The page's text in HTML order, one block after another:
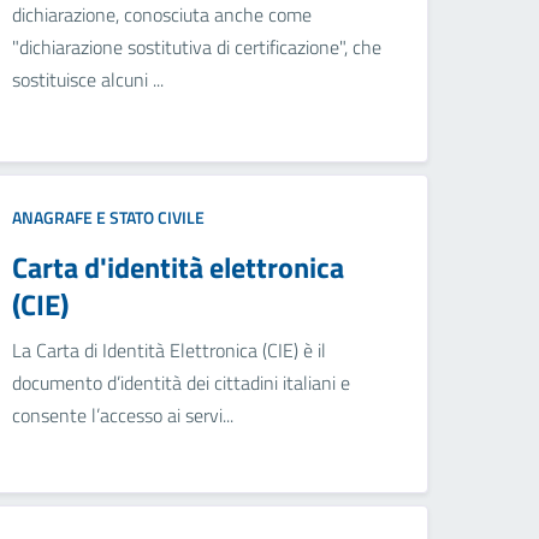
dichiarazione, conosciuta anche come
"dichiarazione sostitutiva di certificazione", che
sostituisce alcuni ...
ANAGRAFE E STATO CIVILE
Carta d'identità elettronica
(CIE)
La Carta di Identità Elettronica (CIE) è il
documento d’identità dei cittadini italiani e
consente l’accesso ai servi...